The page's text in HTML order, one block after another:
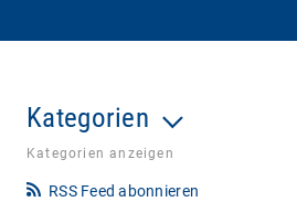
Kategorien
Kategorien anzeigen
RSS Feed abonnieren